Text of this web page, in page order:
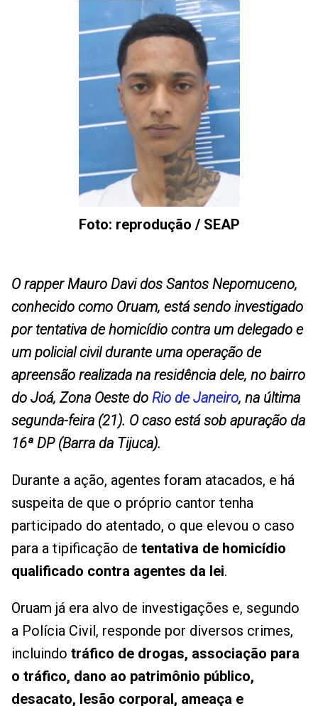
Foto: reprodução / SEAP
O rapper Mauro Davi dos Santos Nepomuceno,
conhecido como Oruam, está sendo investigado
por tentativa de homicídio contra um delegado e
um policial civil durante uma operação de
apreensão realizada na residência dele, no bairro
do Joá, Zona Oeste do Rio de Janeiro, na última
segunda-feira (21). O caso está sob apuração da
16ª DP (Barra da Tijuca).
Durante a ação, agentes foram atacados, e há
suspeita de que o próprio cantor tenha
participado do atentado, o que elevou o caso
para a tipificação de tentativa de homicídio
qualificado contra agentes da lei.
Oruam já era alvo de investigações e, segundo
a Polícia Civil, responde por diversos crimes,
incluindo tráfico de drogas, associação para
o tráfico, dano ao patrimônio público,
desacato, lesão corporal, ameaça e